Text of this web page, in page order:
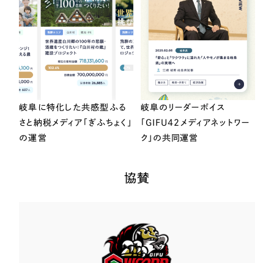
岐阜に特化した共感型ふる
さと納税メディア「ぎふちょく」
の運営
岐阜のリーダーボイス
「GIFU42メディアネットワー
ク」の共同運営
協賛